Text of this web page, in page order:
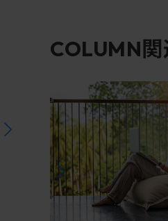
COLUMN